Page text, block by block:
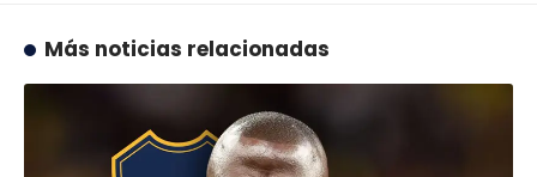
Más noticias relacionadas